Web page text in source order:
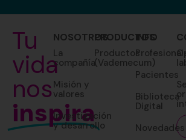
Tu
vida
nos
inspira
NOSOTROS
La
compañía
Misión y
valores
Investigación
y desarrollo
PRODUCTOS
Productos
(Vademecum)
INFO
Pacientes
Biblioteca
Digital
Novedades